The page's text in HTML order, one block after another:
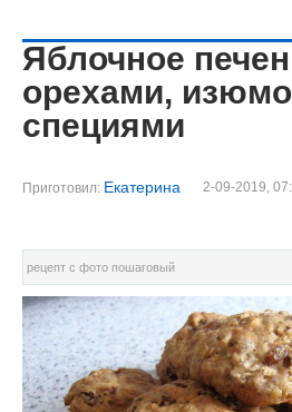
Яблочное
орехами,
специями
Приготовил: Екатерина 2-09-2019,
рецепт с фото пошаговый